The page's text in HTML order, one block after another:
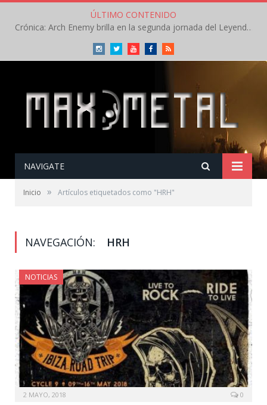
ÚLTIMO CONTENIDO
Crónica: Arch Enemy brilla en la segunda jornada del Leyendas del Rock – Jueves – Agosto 2026
InstagramTwitterYoutubeFacebookRSS
NAVIGATE
Inicio » Artículos etiquetados como "HRH"
NAVEGACIÓN: HRH
NOTICIAS
2 MAYO, 2018 0